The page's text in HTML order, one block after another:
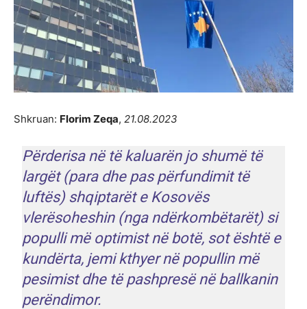
Shkruan: Florim Zeqa, 21.08.2023
Përderisa në të kaluarën jo shumë të
largët (para dhe pas përfundimit të
luftës) shqiptarët e Kosovës
vlerësoheshin (nga ndërkombëtarët) si
populli më optimist në botë, sot është e
kundërta, jemi kthyer në popullin më
pesimist dhe të pashpresë në ballkanin
perëndimor.